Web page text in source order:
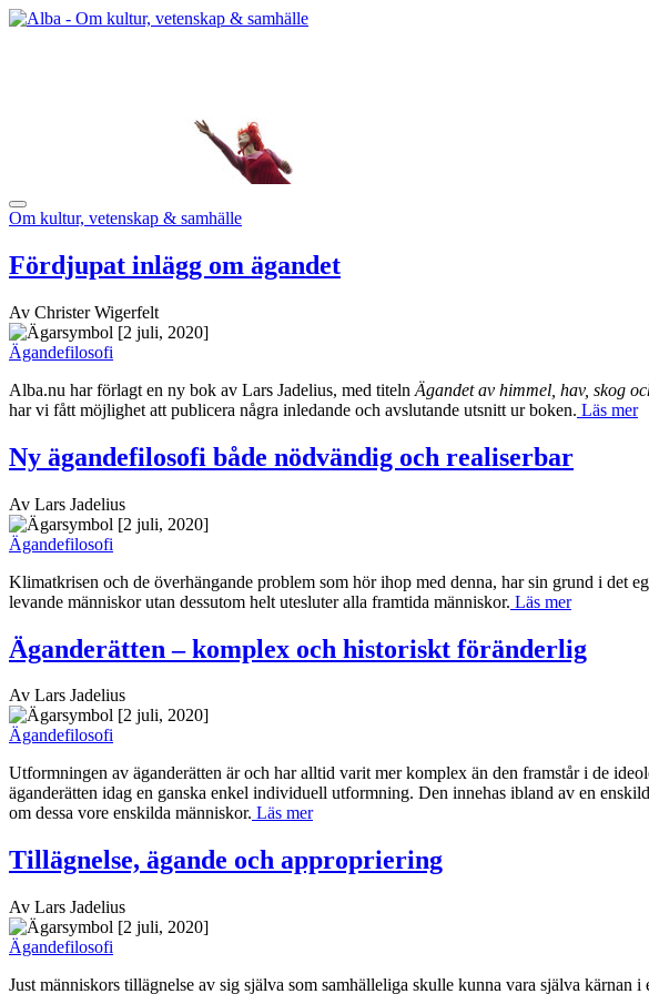
Om kultur, vetenskap & samhälle
Fördjupat inlägg om ägandet
Av Christer Wigerfelt
[2 juli, 2020]
Ägandefilosofi
Alba.nu har förlagt en ny bok av Lars Jadelius, med titeln Ägandet av himmel, hav, skog
har vi fått möjlighet att publicera några inledande och avslutande utsnitt ur boken. Läs mer
Ny ägandefilosofi både nödvändig och realiserbar
Av Lars Jadelius
[2 juli, 2020]
Ägandefilosofi
Klimatkrisen och de överhängande problem som hör ihop med denna, har sin grund i det
levande människor utan dessutom helt utesluter alla framtida människor. Läs mer
Äganderätten – komplex och historiskt föränderlig
Av Lars Jadelius
[2 juli, 2020]
Ägandefilosofi
Utformningen av äganderätten är och har alltid varit mer komplex än den framstår i de
äganderätten idag en ganska enkel individuell utformning. Den innehas ibland av en
om dessa vore enskilda människor. Läs mer
Tillägnelse, ägande och appropriering
Av Lars Jadelius
[2 juli, 2020]
Ägandefilosofi
Just människors tillägnelse av sig själva som samhälleliga skulle kunna vara själva